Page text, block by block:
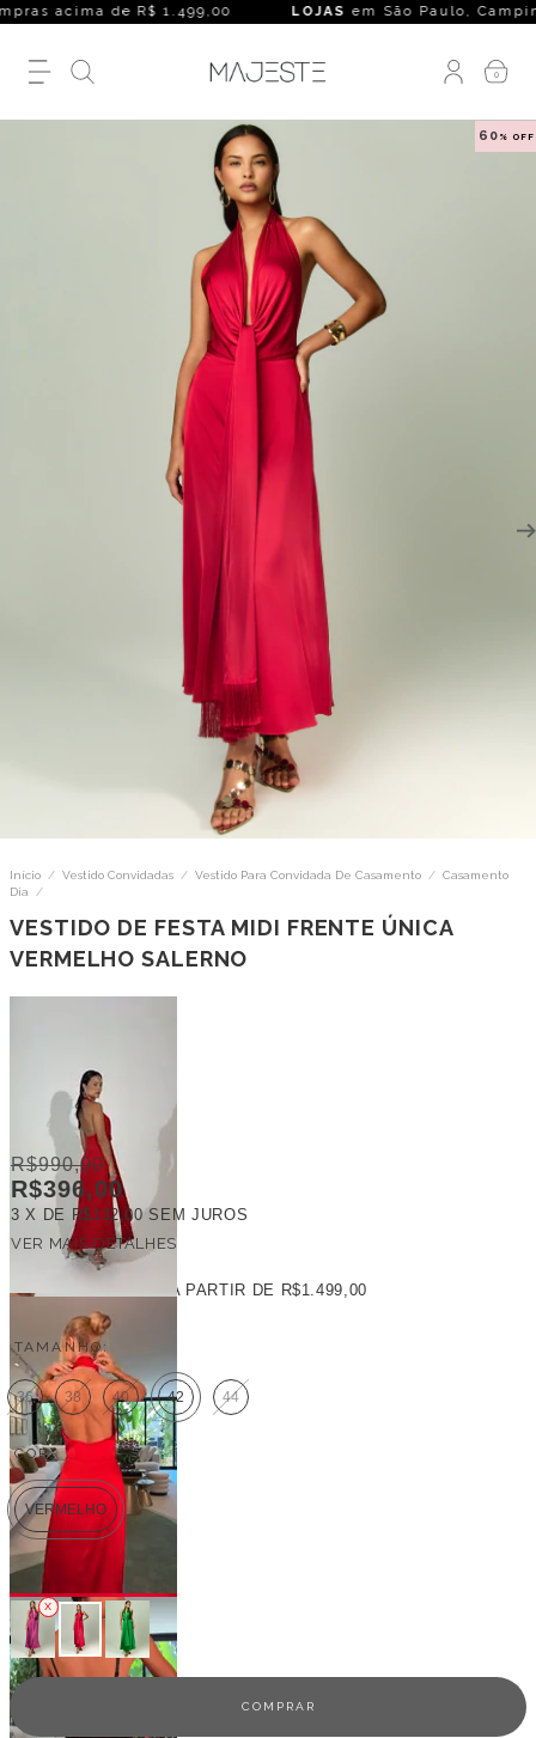
acima de R$ 1.499,00 LOJASem São Paulo,
0
60 % OFF
Início / Vestido Convidadas / Vestido Para Convidada De Casamento / Casamento
Dia
/
VESTIDO DE FESTA MIDI FRENTE ÚNICA
VERMELHO SALERNO
R$990,00
R$396,00
3 X DE R$132,00 SEM JUROS
VER MAIS DETALHES
A PARTIR DE R$1.499,00
TAMANHO:
36 38 40 42 44
COR:
VERMELHO
Veja outras opções